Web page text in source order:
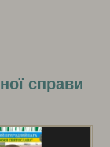
справи